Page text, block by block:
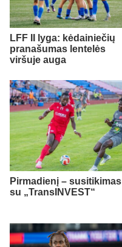
LFF II lyga: kėdainiečių
pranašumas lentelės
viršuje auga
Pirmadienį – susitikimas
su „TransINVEST“